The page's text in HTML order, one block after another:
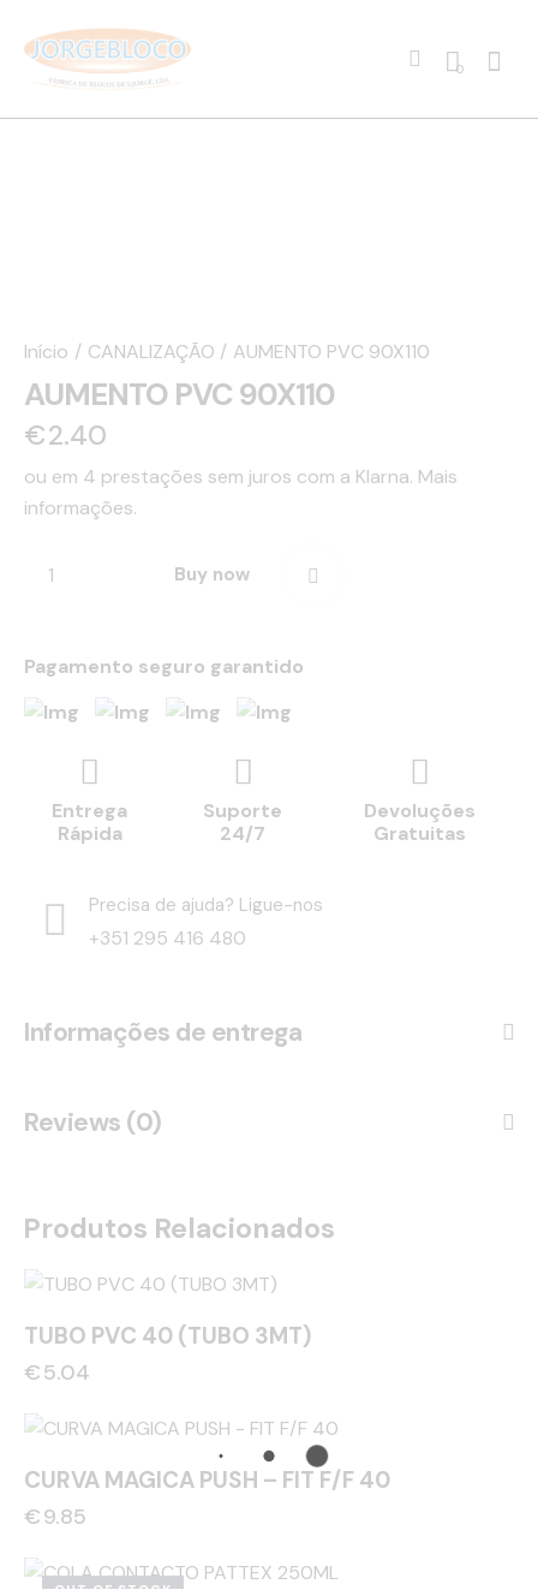
0
Início CANALIZAÇÃO AUMENTO PVC 90X110
AUMENTO PVC 90X110
€2.40
ou em 4 prestações sem juros com a Klarna. Mais
informações.
Buy now
Pagamento seguro garantido
Entrega
Rápida
Suporte
24/7
Devoluções
Gratuitas
Precisa de ajuda? Ligue-nos
+351 295 416 480
Informações de entrega
Reviews (0)
Produtos Relacionados
TUBO PVC 40 (TUBO 3MT)
€5.04
CURVA MAGICA PUSH – FIT F/F 40
€9.85